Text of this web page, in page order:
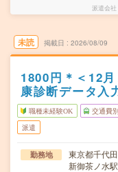
派遣会社
未読 掲載日 2026/08/09
1800円＊＜12
康診断データ入
職種未経験OK 交通費
派遣
勤務地
東京都千代
新御茶ノ水